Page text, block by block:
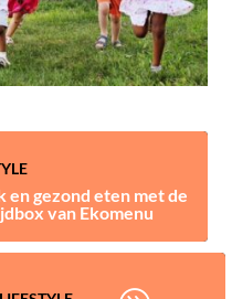
gezond eten met de
van Ekomenu